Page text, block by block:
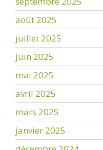
août 2025
juillet 2025
juin 2025
mai 2025
avril 2025
mars 2025
janvier 2025